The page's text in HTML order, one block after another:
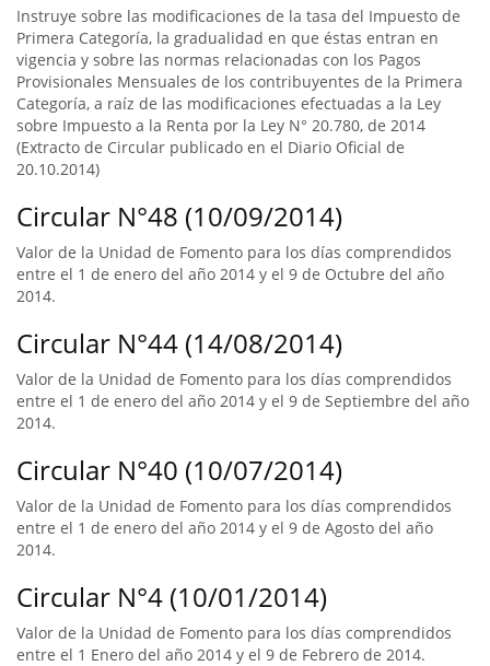
Instruye sobre las modificaciones de la tasa del Impuesto de
Primera Categoría, la gradualidad en que éstas entran en
vigencia y sobre las normas relacionadas con los Pagos
Provisionales Mensuales de los contribuyentes de la Primera
Categoría, a raíz de las modificaciones efectuadas a la Ley
sobre Impuesto a la Renta por la Ley N° 20.780, de 2014
(Extracto de Circular publicado en el Diario Oficial de
20.10.2014)
Circular N°48 (10/09/2014)
Valor de la Unidad de Fomento para los días comprendidos
entre el 1 de enero del año 2014 y el 9 de Octubre del año
2014.
Circular N°44 (14/08/2014)
Valor de la Unidad de Fomento para los días comprendidos
entre el 1 de enero del año 2014 y el 9 de Septiembre del año
2014.
Circular N°40 (10/07/2014)
Valor de la Unidad de Fomento para los días comprendidos
entre el 1 de enero del año 2014 y el 9 de Agosto del año
2014.
Circular N°4 (10/01/2014)
Valor de la Unidad de Fomento para los días comprendidos
entre el 1 Enero del año 2014 y el 9 de Febrero de 2014.